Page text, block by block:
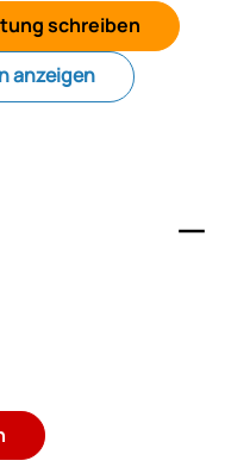
schreiben
anzeigen